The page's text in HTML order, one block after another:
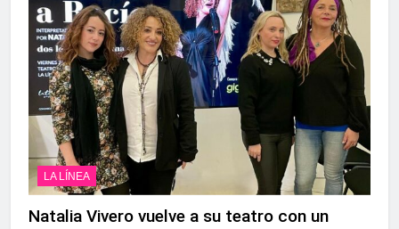
LA LÍNEA
Natalia Vivero vuelve a su teatro con un